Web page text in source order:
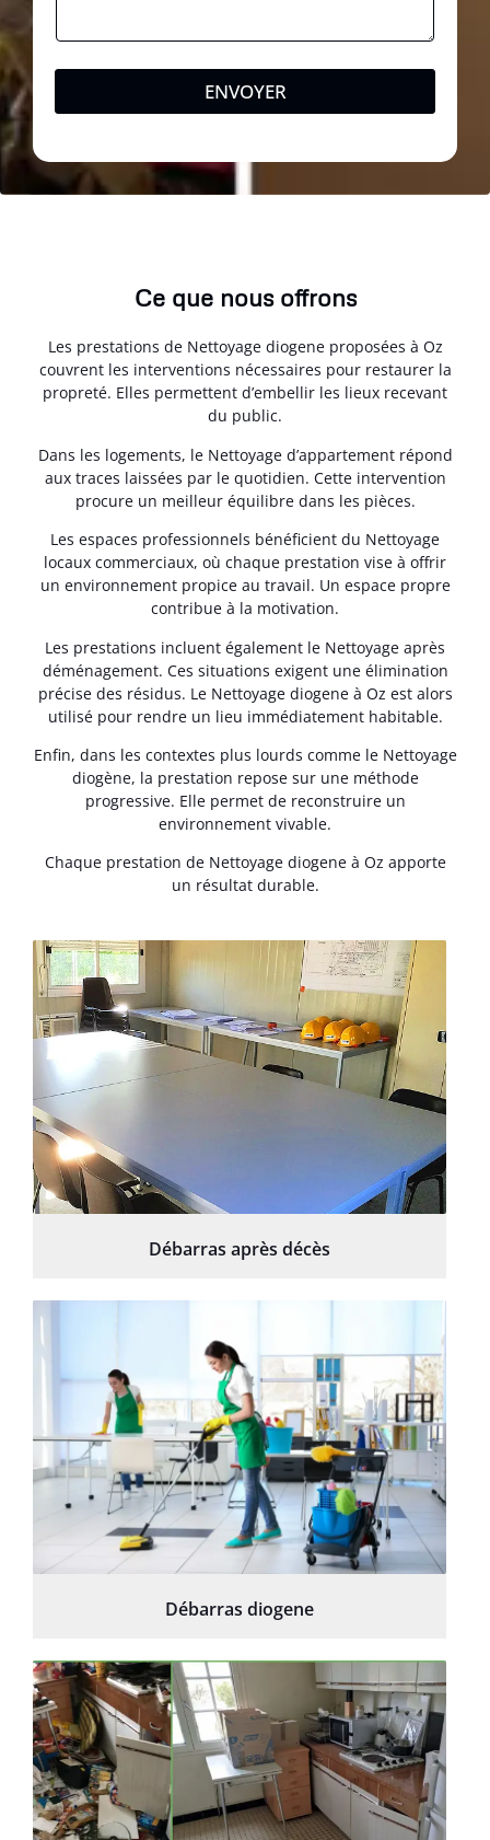
ENVOYER
Ce que nous offrons
Les prestations de Nettoyage diogene proposées à Oz
couvrent les interventions nécessaires pour restaurer la
propreté. Elles permettent d’embellir les lieux recevant
du public.
Dans les logements, le Nettoyage d’appartement répond
aux traces laissées par le quotidien. Cette intervention
procure un meilleur équilibre dans les pièces.
Les espaces professionnels bénéficient du Nettoyage
locaux commerciaux, où chaque prestation vise à offrir
un environnement propice au travail. Un espace propre
contribue à la motivation.
Les prestations incluent également le Nettoyage après
déménagement. Ces situations exigent une élimination
précise des résidus. Le Nettoyage diogene à Oz est alors
utilisé pour rendre un lieu immédiatement habitable.
Enfin, dans les contextes plus lourds comme le Nettoyage
diogène, la prestation repose sur une méthode
progressive. Elle permet de reconstruire un
environnement vivable.
Chaque prestation de Nettoyage diogene à Oz apporte
un résultat durable.
Débarras après décès
Débarras diogene